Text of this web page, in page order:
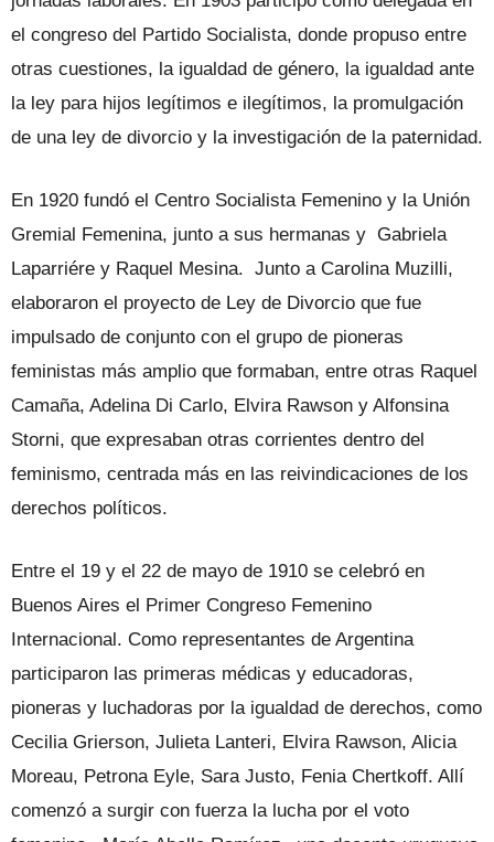
el congreso del Partido Socialista, donde propuso entre
otras cuestiones, la igualdad de género, la igualdad ante
la ley para hijos legítimos e ilegítimos, la promulgación
de una ley de divorcio y la investigación de la paternidad.
En 1920 fundó el Centro Socialista Femenino y la Unión
Gremial Femenina, junto a sus hermanas y Gabriela
Laparriére y Raquel Mesina. Junto a Carolina Muzilli,
elaboraron el proyecto de Ley de Divorcio que fue
impulsado de conjunto con el grupo de pioneras
feministas más amplio que formaban, entre otras Raquel
Camaña, Adelina Di Carlo, Elvira Rawson y Alfonsina
Storni, que expresaban otras corrientes dentro del
feminismo, centrada más en las reivindicaciones de los
derechos políticos.
Entre el 19 y el 22 de mayo de 1910 se celebró en
Buenos Aires el Primer Congreso Femenino
Internacional. Como representantes de Argentina
participaron las primeras médicas y educadoras,
pioneras y luchadoras por la igualdad de derechos, como
Cecilia Grierson, Julieta Lanteri, Elvira Rawson, Alicia
Moreau, Petrona Eyle, Sara Justo, Fenia Chertkoff. Allí
comenzó a surgir con fuerza la lucha por el voto